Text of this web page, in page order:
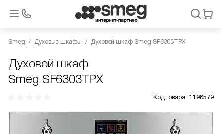
Smeg Духовые шкафы Духовой шкаф Smeg SF6303TPX
Духовой шкаф
Smeg SF6303TPX
Код товара: 1198579